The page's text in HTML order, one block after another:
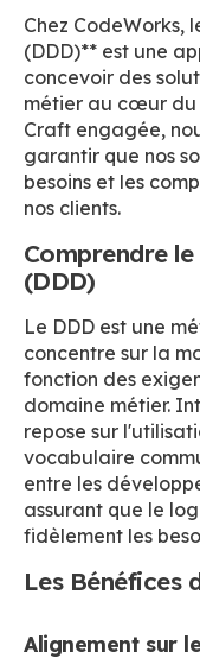
Chez CodeWorks,
(DDD)** est une
concevoir des
métier au cœur du
Craft engagée,
garantir que nos
besoins et les
nos clients.
Comprendre
(DDD)
Le DDD est une
concentre sur la
fonction des
domaine métier.
repose sur
vocabulaire
entre les
assurant que le
fidèlement les
Les Bénéfices
Alignement sur